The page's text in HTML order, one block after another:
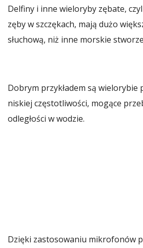
Delfiny i inne wieloryby zębate,
zęby w szczękach, mają dużo
słuchową, niż inne morskie
Dobrym przykładem są wielorybie
niskiej częstotliwości, mogące
odległości w wodzie.
Dzięki zastosowaniu mikrofonów